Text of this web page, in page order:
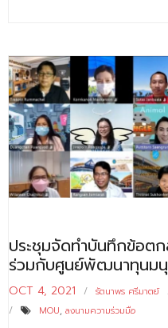
ประชุมจัดทำบันทึกข้อต
ร่วมกับศูนย์พัฒนาทุนม
OCT 4, 2021 รัตนาพร ศรีมาตย์
MOU, ลงนามความร่วมมือ